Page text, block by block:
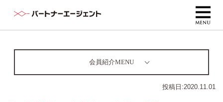
会員紹介MENU
投稿日:2020.11.01